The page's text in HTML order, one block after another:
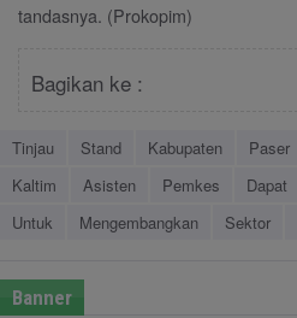
tandasnya. (Prokopim)
Bagikan ke :
Tinjau Stand Kabupaten Paser
Kaltim
Asisten Pemkes Dapat
Untuk
Mengembangkan Sektor
Banner